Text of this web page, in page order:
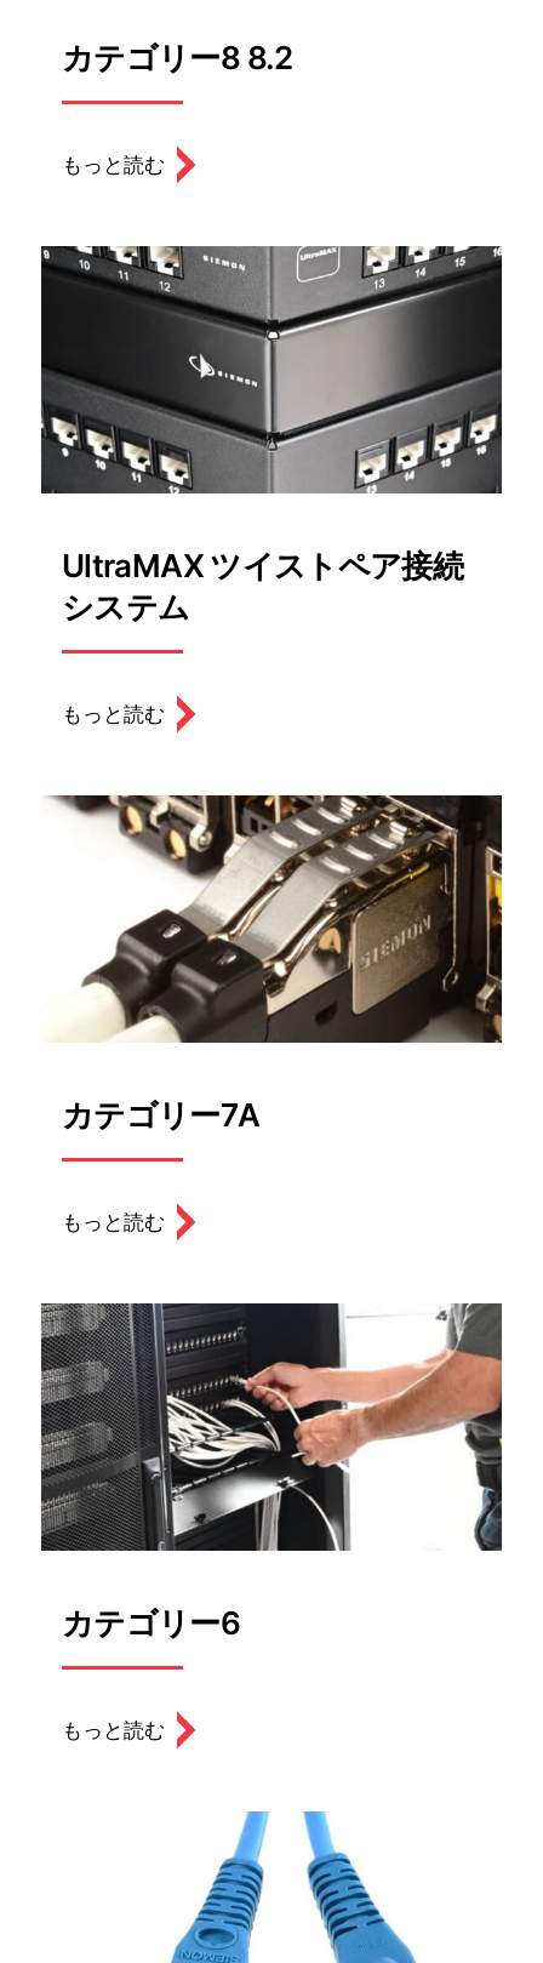
カテゴリー8 8.2
もっと読む
UltraMAX ツイストペア接続
システム
もっと読む
カテゴリー7A
もっと読む
カテゴリー6
もっと読む